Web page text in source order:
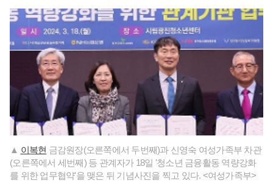
▲ 이복현 금감원장(오른쪽에서 두번째)과 신영숙 여성가족부 차관
(오른쪽에서 세번째) 등 관계자가 18일 '청소년 금융활동 역량강화
를 위한 업무협약'을 맺은 뒤 기념사진을 찍고 있다. <여성가족부>